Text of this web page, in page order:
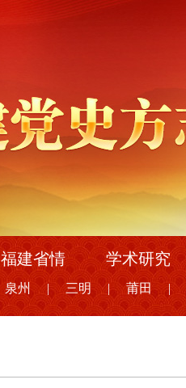
福建省情 学术研究
泉州 | 三明 | 莆田 |